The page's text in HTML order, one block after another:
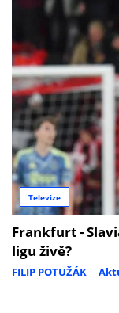
Televize
Frankfurt -
ligu živě?
FILIP POTUŽÁK